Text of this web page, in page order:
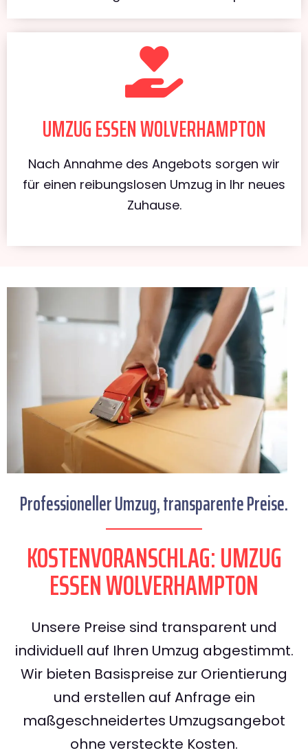
UMZUG ESSEN WOLVERHAMPTON
Nach Annahme des Angebots sorgen wir
für einen reibungslosen Umzug in Ihr neues
Zuhause.
Professioneller Umzug, transparente Preise.
KOSTENVORANSCHLAG: UMZUG
ESSEN WOLVERHAMPTON
Unsere Preise sind transparent und
individuell auf Ihren Umzug abgestimmt.
Wir bieten Basispreise zur Orientierung
und erstellen auf Anfrage ein
maßgeschneidertes Umzugsangebot
ohne versteckte Kosten.